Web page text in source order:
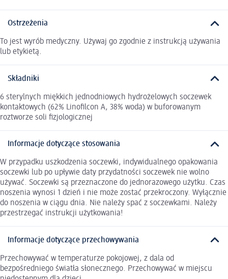
Ostrzeżenia
To jest wyrób medyczny. Używaj go zgodnie z instrukcją używania
lub etykietą.
Składniki
6 sterylnych miękkich jednodniowych hydrożelowych soczewek
kontaktowych (62% Linofilcon A, 38% woda) w buforowanym
roztworze soli fizjologicznej
Informacje dotyczące stosowania
W przypadku uszkodzenia soczewki, indywidualnego opakowania
soczewki lub po upływie daty przydatności soczewek nie wolno
używać. Soczewki są przeznaczone do jednorazowego użytku. Czas
noszenia wynosi 1 dzień i nie może zostać przekroczony. Wyłącznie
do noszenia w ciągu dnia. Nie należy spać z soczewkami. Należy
przestrzegać instrukcji użytkowania!
Informacje dotyczące przechowywania
Przechowywać w temperaturze pokojowej, z dala od
bezpośredniego światła słonecznego. Przechowywać w miejscu